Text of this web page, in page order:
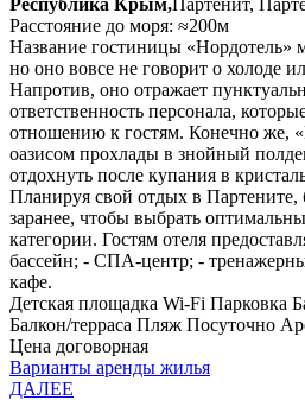
Расстояние до моря: ≈200м
Название гостиницы «Нордотель»
но оно вовсе не говорит о холоде
Напротив, оно отражает
ответственность персонала,
отношению к гостям. Конечно же,
оазисом прохлады в знойный
отдохнуть после купания в
Планируя свой отдых в Партените,
заранее, чтобы выбрать
категории. Гостям отеля
бассейн; - СПА-центр; -
кафе.
Детская площадка Wi-Fi Парковка
Балкон/терраса Пляж Посуточно
Цена договорная
Варианты аренды жилья
ДАЛЕЕ